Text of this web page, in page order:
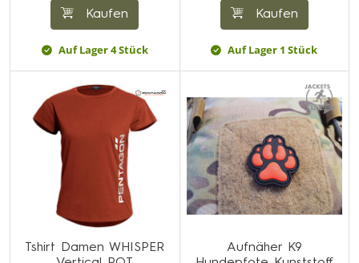
Kaufen
Auf Lager 4 Stück
Kaufen
Auf Lager 1 Stück
Tshirt Damen WHISPER
Aufnäher K9